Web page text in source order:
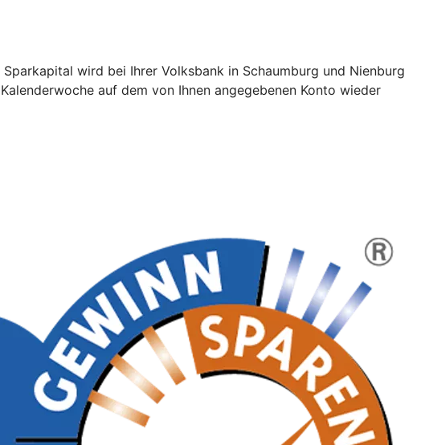
wird bei Ihrer Volksbank in Schaumburg und Nienburg
auf dem von Ihnen angegebenen Konto wieder